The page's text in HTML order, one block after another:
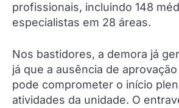
profissionais, incluindo 148
especialistas em 28 áreas.
Nos bastidores, a demora já
já que a ausência de
pode comprometer o início
atividades da unidade. O